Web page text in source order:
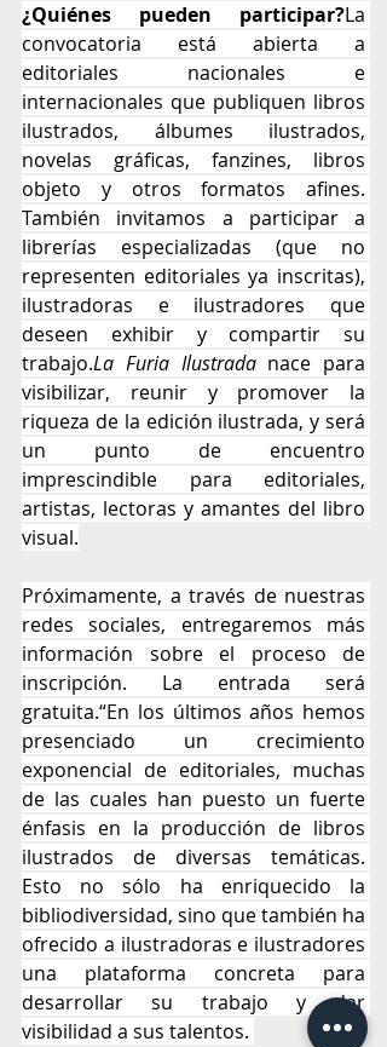
¿Quiénes pueden participar?La
convocatoria está abierta a
editoriales nacionales e
internacionales que publiquen libros
ilustrados, álbumes ilustrados,
novelas gráficas, fanzines, libros
objeto y otros formatos afines.
También invitamos a participar a
librerías especializadas (que no
representen editoriales ya inscritas),
ilustradoras e ilustradores que
trabajo.La Furia Ilustrada nace para
visibilizar, reunir y promover la
riqueza de la edición ilustrada, y será
un punto de encuentro
imprescindible para editoriales,
artistas, lectoras y amantes del libro
visual.
Próximamente, a través de nuestras
redes sociales, entregaremos más
información sobre el proceso de
inscripción. La entrada será
gratuita.“En los últimos años hemos
presenciado un crecimiento
exponencial de editoriales, muchas
de las cuales han puesto un fuerte
énfasis en la producción de libros
ilustrados de diversas temáticas.
Esto no sólo ha enriquecido la
bibliodiversidad, sino que también ha
ofrecido a ilustradoras e ilustradores
una plataforma concreta para
desarrollar su trabajo y dar
visibilidad a sus talentos.